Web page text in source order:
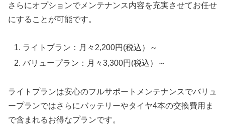
さらにオプションでメンテナンス内容を充実させてお任せ
にすることが可能です。
ライトプラン：月々2,200円(税込）～
バリュープラン：月々3,300円(税込）～
ライトプランは安心のフルサポートメンテナンスでバリュ
ープランではさらにバッテリーやタイヤ4本の交換費用ま
で含まれるお得なプランです。